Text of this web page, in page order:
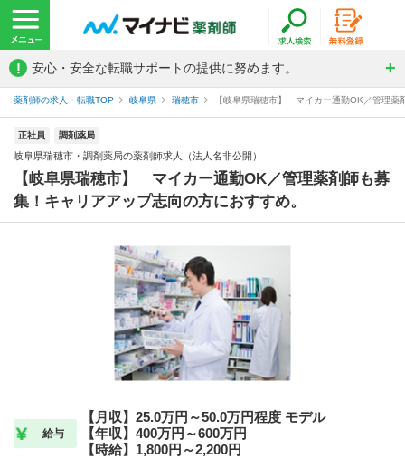
! 安心・安全な転職サポートの提供に努めます。
薬剤師の求人・転職TOP 岐阜県 瑞穂市 【岐阜県瑞穂市】 マイカー通勤OK／管理薬
正社員 調剤薬局
岐阜県瑞穂市・調剤薬局の薬剤師求人（法人名非公開）
【岐阜県瑞穂市】 マイカー通勤OK／管理薬剤師も募
集！キャリアアップ志向の方におすすめ。
給与
【月収】25.0万円～50.0万円程度 モデル
【年収】400万円～600万円
【時給】1,800円～2,200円